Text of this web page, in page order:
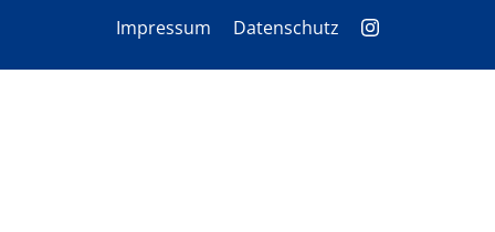
Impressum Datenschutz